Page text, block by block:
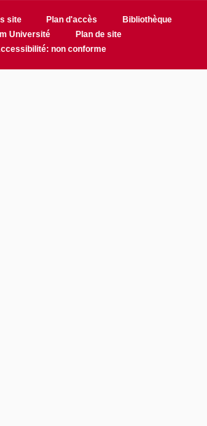
site Plan d'accès
Bibliothèque
Université
Plan de site
non conforme